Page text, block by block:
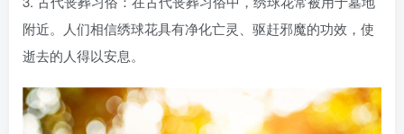
附近。人们相信绣球花具有净化亡灵、驱赶邪魔的功效，使
逝去的人得以安息。